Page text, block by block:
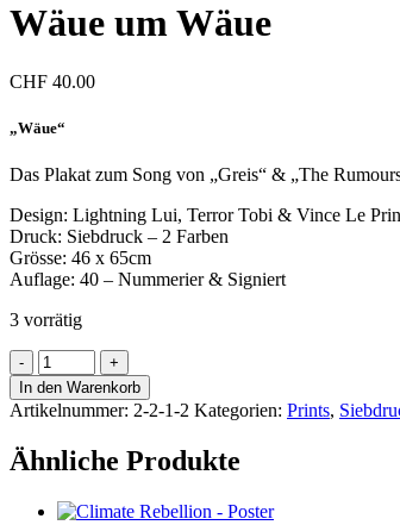
Wäue um Wäue
CHF 40.00
„Wäue“
Das Plakat zum Song von „Greis“ & „The
Design: Lightning Lui, Terror Tobi & Vince Le
Druck: Siebdruck – 2 Farben
Grösse: 46 x 65cm
Auflage: 40 – Nummerier & Signiert
3 vorrätig
Wäue
um
Wäue
Menge
In den Warenkorb
Artikelnummer: 2-2-1-2 Kategorien: Prints,
Ähnliche Produkte